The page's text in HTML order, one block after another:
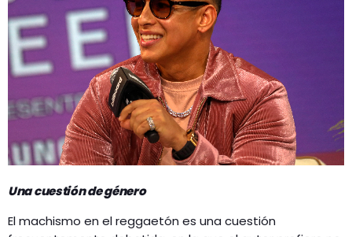
Una cuestión de género
El machismo en el reggaetón es una cuestión